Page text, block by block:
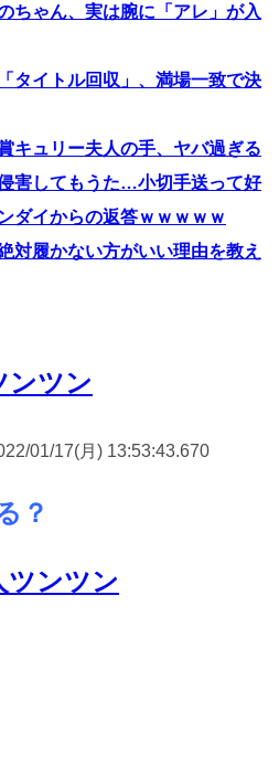
ちゃん、実は腕に「アレ」が入
タイトル回収」、満場一致で決
キュリー夫人の手、ヤバ過ぎる
害してもうた…小切手送って好
ダイからの返答ｗｗｗｗｗ
対履かない方がいい理由を教え
ンツン
01/17(月) 13:53:43.670
？
ツンツン